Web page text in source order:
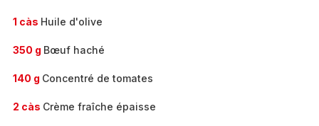
1 càs Huile d'olive
350 g Bœuf haché
140 g Concentré de tomates
2 càs Crème fraîche épaisse